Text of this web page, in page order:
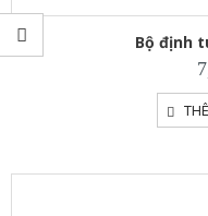
Bộ định